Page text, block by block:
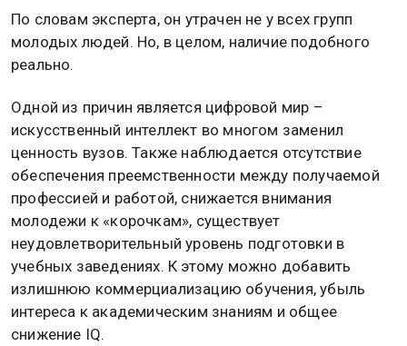
По словам эксперта, он утрачен не у всех групп
молодых людей. Но, в целом, наличие подобного
реально.
Одной из причин является цифровой мир –
искусственный интеллект во многом заменил
ценность вузов. Также наблюдается отсутствие
обеспечения преемственности между получаемой
профессией и работой, снижается внимания
молодежи к «корочкам», существует
неудовлетворительный уровень подготовки в
учебных заведениях. К этому можно добавить
излишнюю коммерциализацию обучения, убыль
интереса к академическим знаниям и общее
снижение IQ.